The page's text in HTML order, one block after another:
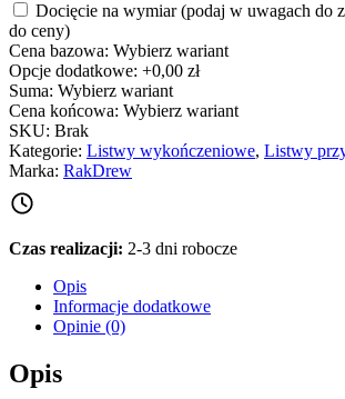
Docięcie na wymiar (podaj w uwagach do
do ceny)
Cena bazowa: Wybierz wariant
Opcje dodatkowe: +0,00 zł
Suma: Wybierz wariant
Cena końcowa: Wybierz wariant
SKU: Brak
Kategorie: Listwy wykończeniowe, Listwy
Marka: RakDrew
Czas realizacji: 2-3 dni robocze
Opis
Informacje dodatkowe
Opinie (0)
Opis